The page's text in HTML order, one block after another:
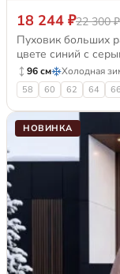
18 244 ₽22 300 ₽
Пуховик больших
цвете синий с
96 см Холодная
58 60 62 64 66
НОВИНКА